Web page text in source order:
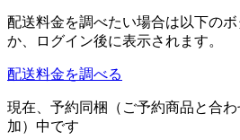
配送料金を調べたい場合は以下のボ
か、ログイン後に表示されます。
配送料金を調べる
現在、予約同梱（ご予約商品と合
加）中です